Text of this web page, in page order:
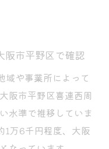
阪市平野区で確認
域や事業所によって
阪市平野区喜連西周
水準で推移していま
1万6千円程度、大阪